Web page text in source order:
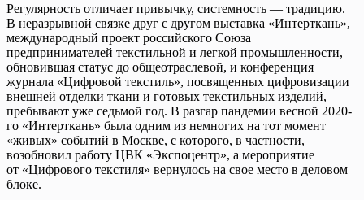
Регулярность отличает привычку, системность — традицию.
В неразрывной связке друг с другом выставка «Интерткань»,
международный проект российского Союза
предпринимателей текстильной и легкой промышленности,
обновившая статус до общеотраслевой, и конференция
журнала «Цифровой текстиль», посвященных цифровизации
внешней отделки ткани и готовых текстильных изделий,
пребывают уже седьмой год. В разгар пандемии весной 2020-
го «Интерткань» была одним из немногих на тот момент
«живых» событий в Москве, с которого, в частности,
возобновил работу ЦВК «Экспоцентр», а мероприятие
от «Цифрового текстиля» вернулось на свое место в деловом
блоке.